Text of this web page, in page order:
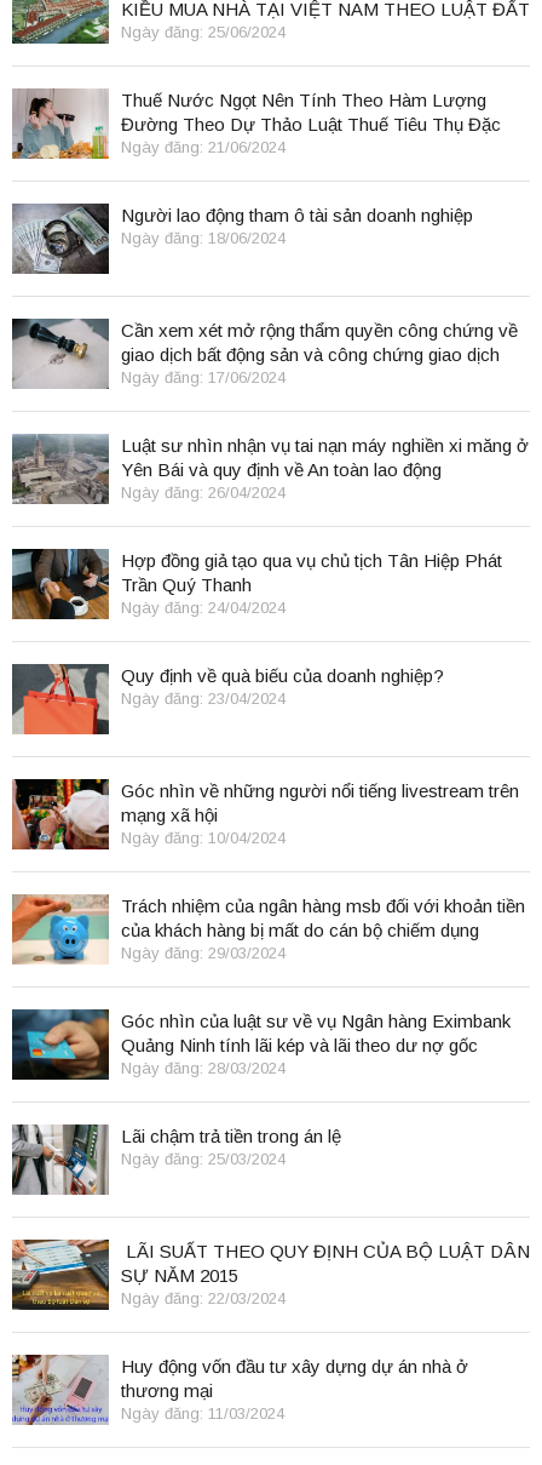
KIỀU MUA NHÀ TẠI VIỆT NAM THEO LUẬT ĐẤT
ĐAI 2024
Ngày đăng: 25/06/2024
Thuế Nước Ngọt Nên Tính Theo Hàm Lượng
Đường Theo Dự Thảo Luật Thuế Tiêu Thụ Đặc
Biệt
Ngày đăng: 21/06/2024
Người lao động tham ô tài sản doanh nghiệp
Ngày đăng: 18/06/2024
Cần xem xét mở rộng thẩm quyền công chứng về
giao dịch bất động sản và công chứng giao dịch
điện tử.
Ngày đăng: 17/06/2024
Luật sư nhìn nhận vụ tai nạn máy nghiền xi măng ở
Yên Bái và quy định về An toàn lao động
Ngày đăng: 26/04/2024
Hợp đồng giả tạo qua vụ chủ tịch Tân Hiệp Phát
Trần Quý Thanh
Ngày đăng: 24/04/2024
Quy định về quà biếu của doanh nghiệp?
Ngày đăng: 23/04/2024
Góc nhìn về những người nổi tiếng livestream trên
mạng xã hội
Ngày đăng: 10/04/2024
Trách nhiệm của ngân hàng msb đối với khoản tiền
của khách hàng bị mất do cán bộ chiếm dụng
Ngày đăng: 29/03/2024
Góc nhìn của luật sư về vụ Ngân hàng Eximbank
Quảng Ninh tính lãi kép và lãi theo dư nợ gốc
Ngày đăng: 28/03/2024
Lãi chậm trả tiền trong án lệ
Ngày đăng: 25/03/2024
LÃI SUẤT THEO QUY ĐỊNH CỦA BỘ LUẬT DÂN
SỰ NĂM 2015
Ngày đăng: 22/03/2024
Huy động vốn đầu tư xây dựng dự án nhà ở
thương mại
Ngày đăng: 11/03/2024